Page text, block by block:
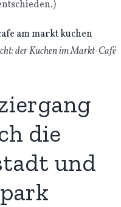
der Kuchen im Markt-Café
die
und